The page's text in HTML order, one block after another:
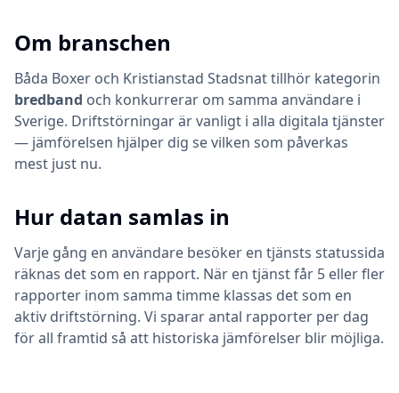
Om branschen
Båda Boxer och Kristianstad Stadsnattillhör kategorin
bredband och konkurrerar om samma användare i
Sverige. Driftstörningar är vanligt i alla digitala tjänster
— jämförelsen hjälper dig se vilken som påverkas
mest just nu.
Hur datan samlas in
Varje gång en användare besöker en tjänsts statussida
räknas det som en rapport. När en tjänst får 5 eller fler
rapporter inom samma timme klassas det som en
aktiv driftstörning. Vi sparar antal rapporter per dag
för all framtid så att historiska jämförelser blir möjliga.